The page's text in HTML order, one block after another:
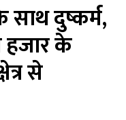
दुष्कर्म,
के
से